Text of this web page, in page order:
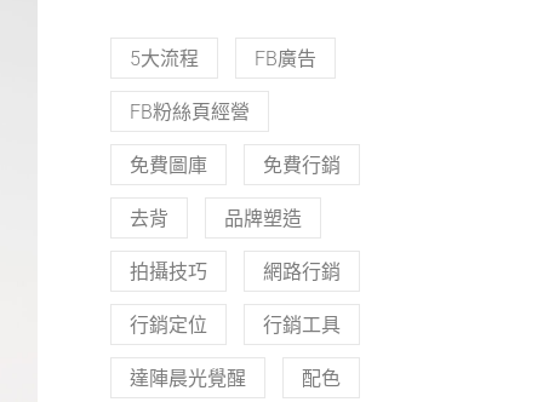
5大流程 FB廣告
FB粉絲頁經營
免費圖庫 免費行銷
去背 品牌塑造
拍攝技巧 網路行銷
行銷定位 行銷工具
達陣晨光覺醒 配色